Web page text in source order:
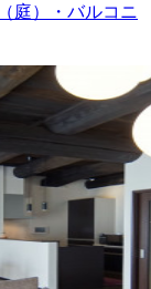
庭）・バルコニ